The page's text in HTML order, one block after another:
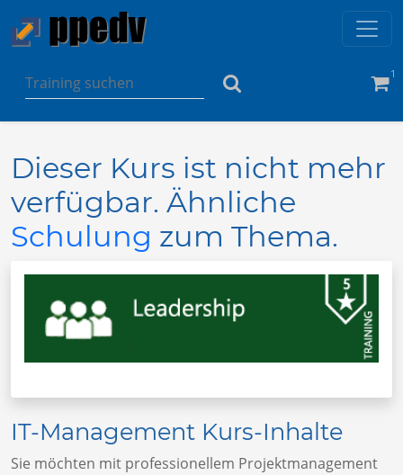
1
Dieser Kurs ist nicht mehr
verfügbar. Ähnliche
Schulung zum Thema.
IT-Management Kurs-Inhalte
Sie möchten mit professionellem Projektmanagement